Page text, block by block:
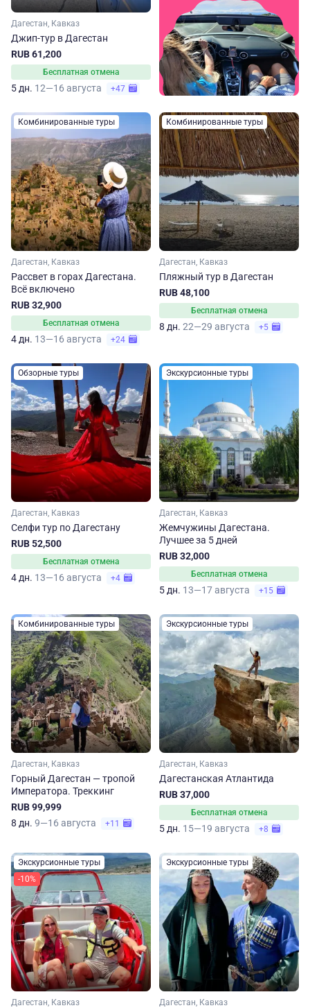
Дагестан, Кавказ
Джип-тур в Дагестан
RUB 61,200
Бесплатная отмена
5 дн. 12—16 августа +47
Комбинированные туры
Дагестан, Кавказ
Рассвет в горах Дагестана.
Всё включено
RUB 32,900
Бесплатная отмена
4 дн. 13—16 августа +24
Комбинированные туры
Дагестан, Кавказ
Пляжный тур в Дагестан
RUB 48,100
Бесплатная отмена
8 дн. 22—29 августа +5
Обзорные туры
Дагестан, Кавказ
Селфи тур по Дагестану
RUB 52,500
Бесплатная отмена
4 дн. 13—16 августа +4
Экскурсионные туры
Дагестан, Кавказ
Жемчужины Дагестана.
Лучшее за 5 дней
RUB 32,000
Бесплатная отмена
5 дн. 13—17 августа +15
Комбинированные туры
Дагестан, Кавказ
Горный Дагестан — тропой
Императора. Треккинг
RUB 99,999
8 дн. 9—16 августа +11
Экскурсионные туры
Дагестан, Кавказ
Дагестанская Атлантида
RUB 37,000
Бесплатная отмена
5 дн. 15—19 августа +8
Экскурсионные туры
-10%
Дагестан, Кавказ
Экскурсионные туры
Дагестан, Кавказ